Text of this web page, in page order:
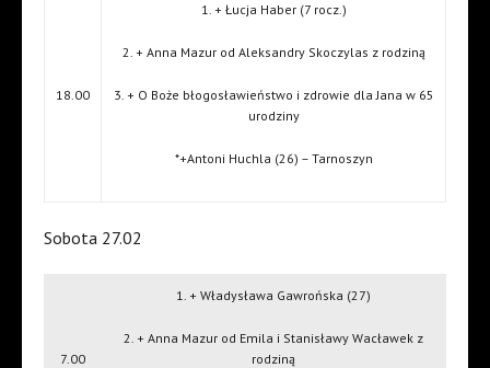
18.00
1. + Łucja Haber (7 rocz.)
2. + Anna Mazur od Aleksandry Skoczylas z rodziną
3. + O Boże błogosławieństwo i zdrowie dla Jana w 65
urodziny
*+Antoni Huchla (26) – Tarnoszyn
Sobota 27.02
7.00
1. + Władysława Gawrońska (27)
2. + Anna Mazur od Emila i Stanisławy Wacławek z
rodziną